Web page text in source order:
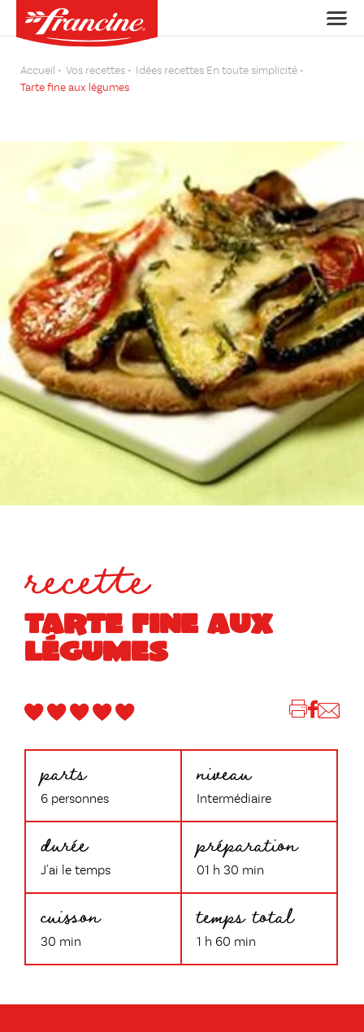
Accueil Vos recettes
Idées recettes En toute simplicité
Tarte fine aux légumes
recette
TARTE FINE AUX
LÉGUMES
parts
6 personnes
niveau
Intermédiaire
durée
J'ai le temps
préparation
01 h 30 min
cuisson
30 min
temps total
1 h 60 min